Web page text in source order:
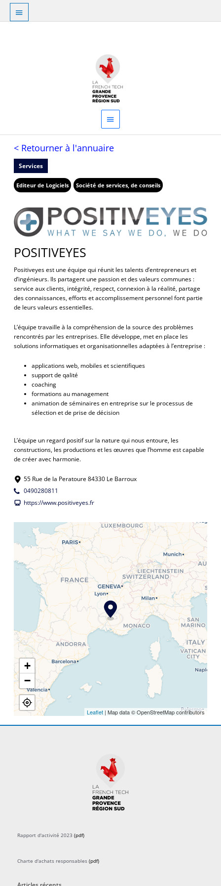
Aller
contenu
Au
dessus
principal
< Retourner à l'annuaire
Services
Editeur de Logiciels Société de services, de conseils
POSITIVEYES
Positiveyes est une équipe qui réunit les talents d’entrepreneurs et
d’ingénieurs. Ils partagent une passion et des valeurs communes :
service aux clients, intégrité, respect, connexion à la réalité, partage
des connaissances, efforts et accomplissement personnel font partie
de leurs valeurs essentielles.
L’équipe travaille à la compréhension de la source des problèmes
rencontrés par les entreprises. Elle développe, met en place les
solutions informatiques et organisationnelles adaptées à l’entreprise :
applications web, mobiles et scientifiques
support de qalité
coaching
formations au management
animation de séminaires en entreprise sur le processus de
sélection et de prise de décision
L’équipe un regard positif sur la nature qui nous entoure, les
constructions, les productions et les œuvres que l’homme est capable
de créer avec harmonie.
55 Rue de la Peratoure 84330 Le Barroux
0490280811
https://www.positiveyes.fr
+
−
Leaflet| Map data © OpenStreetMap contributors
Rapport d'activité 2023 (pdf)
Charte d'achats responsables (pdf)